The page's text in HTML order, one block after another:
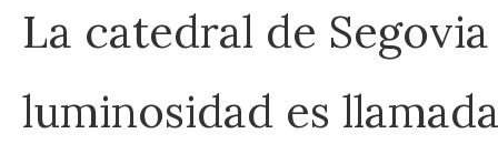
La catedral de
luminosidad es